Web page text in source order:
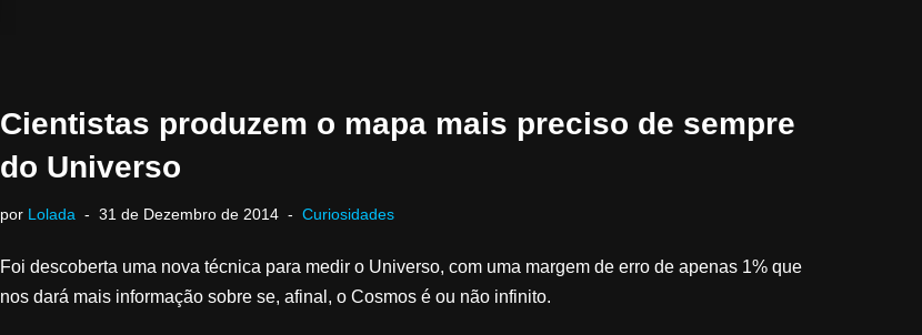
Cientistas produzem o mapa mais preciso de sempre
do Universo
por Lolada 31 de Dezembro de 2014 Curiosidades
Foi descoberta uma nova técnica para medir o Universo, com uma margem de erro de apenas 1% que
nos dará mais informação sobre se, afinal, o Cosmos é ou não infinito.